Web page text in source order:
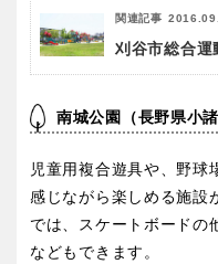
関連記事
刈谷市総合運
南城公園（長野県小諸
児童用複合遊具や、野球
感じながら楽しめる施設
では、スケートボードの
などもできます。